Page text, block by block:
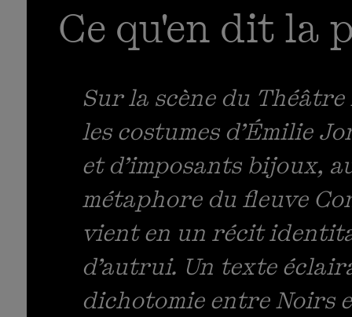
Ce qu'en dit la
Sur la scène du
les costumes d’Émilie
et d’imposants bijoux,
métaphore du fleuve
vient en un récit
d’autrui. Un texte
dichotomie entre Noirs